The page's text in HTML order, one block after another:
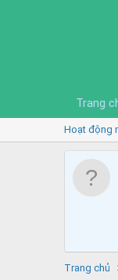
Trang
Hoạt động
Trang chủ